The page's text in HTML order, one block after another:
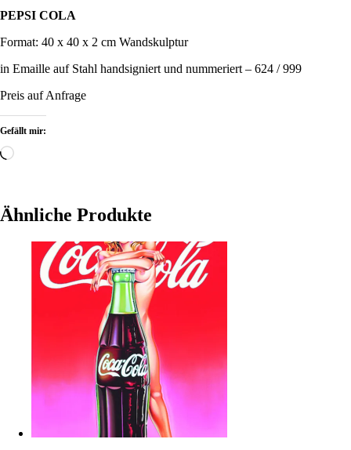
PEPSI COLA
Format: 40 x 40 x 2 cm Wandskulptur
in Emaille auf Stahl handsigniert und nummeriert – 624 / 999
Preis auf Anfrage
Gefällt mir:
Wird
Ähnliche Produkte